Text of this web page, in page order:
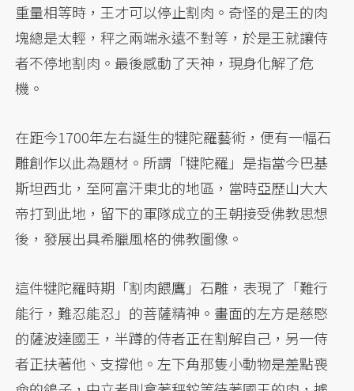
重量相等時，王才可以停止割肉。奇怪的是王的肉
塊總是太輕，秤之兩端永遠不對等，於是王就讓侍
者不停地割肉。最後感動了天神，現身化解了危
機。
在距今1700年左右誕生的犍陀羅藝術，便有一幅石
雕創作以此為題材。所謂「犍陀羅」是指當今巴基
斯坦西北，至阿富汗東北的地區，當時亞歷山大大
帝打到此地，留下的軍隊成立的王朝接受佛教思想
後，發展出具希臘風格的佛教圖像。
這件犍陀羅時期「割肉餵鷹」石雕，表現了「難行
能行，難忍能忍」的菩薩精神。畫面的左方是慈愍
的薩波達國王，半蹲的侍者正在割解自己，另一侍
者正扶著他、支撐他。左下角那隻小動物是差點喪